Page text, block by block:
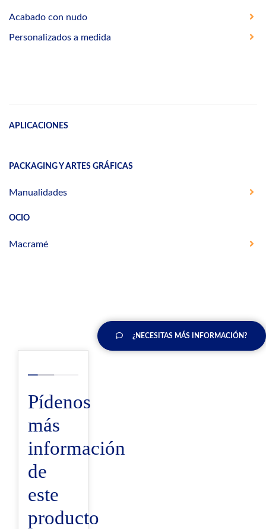
Acabado con nudo
Personalizados a medida
APLICACIONES
PACKAGING Y ARTES GRÁFICAS
Manualidades
OCIO
Macramé
¿NECESITAS MÁS INFORMACIÓN?
Pídenos
más
información
de
este
producto